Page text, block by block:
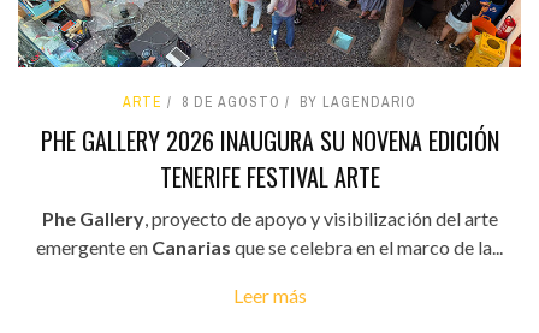
ARTE 8 DE AGOSTO BY LAGENDARIO
PHE GALLERY 2026 INAUGURA SU NOVENA EDICIÓN
TENERIFE FESTIVAL ARTE
Phe Gallery, proyecto de apoyo y visibilización del arte
emergente en Canarias que se celebra en el marco de la...
Leer más